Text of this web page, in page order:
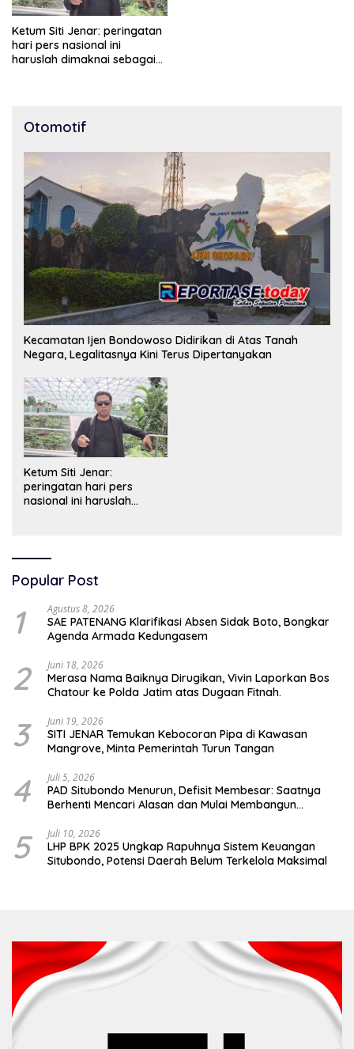
Ketum Siti Jenar: peringatan
hari pers nasional ini
haruslah dimaknai sebagai
Indonesia.
Otomotif
Kecamatan Ijen Bondowoso Didirikan di Atas Tanah
Negara, Legalitasnya Kini Terus Dipertanyakan
Ketum Siti Jenar:
peringatan hari pers
nasional ini haruslah
bangsa dan menjaga
demokrasi Indonesia.
Popular Post
1 Agustus 8, 2026
SAE PATENANG Klarifikasi Absen Sidak Boto, Bongkar
Agenda Armada Kedungasem
2 Juni 18, 2026
Merasa Nama Baiknya Dirugikan, Vivin Laporkan Bos
Chatour ke Polda Jatim atas Dugaan Fitnah.
3 Juni 19, 2026
SITI JENAR Temukan Kebocoran Pipa di Kawasan
Mangrove, Minta Pemerintah Turun Tangan
4 Juli 5, 2026
PAD Situbondo Menurun, Defisit Membesar: Saatnya
Berhenti Mencari Alasan dan Mulai Membangun
5 Juli 10, 2026
LHP BPK 2025 Ungkap Rapuhnya Sistem Keuangan
Situbondo, Potensi Daerah Belum Terkelola Maksimal